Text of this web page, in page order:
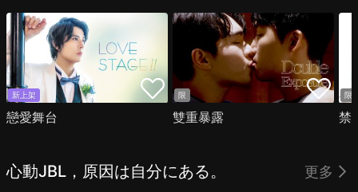
新上架
戀愛舞台
限
雙重暴露
限
禁
心動JBL，原因は自分にある。 更多